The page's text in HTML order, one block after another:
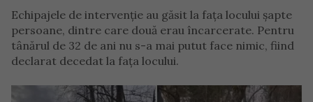
Echipajele de intervenţie au găsit la faţa locului şapte
persoane, dintre care două erau încarcerate. Pentru
tânărul de 32 de ani nu s-a mai putut face nimic, fiind
declarat decedat la faţa locului.